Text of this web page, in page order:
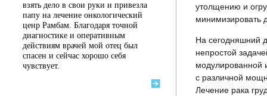
взять дело в свои руки и привезла
папу на лечение онкологический
ценр Рамбам. Благодаря точной
диагностике и оперативным
действиям врачей мой отец был
спасен и сейчас хорошо себя
чувствует.
утолщению и
минимизировать
На сегодняшний
непростой
модулированной
с различной
Лечение рака